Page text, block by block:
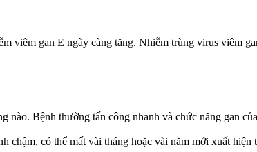
viêm gan E ngày càng tăng. Nhiễm trùng virus viêm
nào. Bệnh thường tấn công nhanh và chức năng gan
chậm, có thể mất vài tháng hoặc vài năm mới xuất hiện